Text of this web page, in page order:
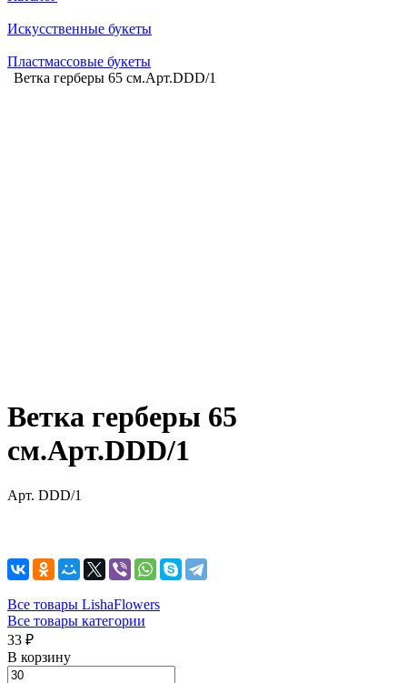
Искусственные букеты
Пластмассовые букеты
Ветка герберы 65 см.Арт.DDD/1
Ветка герберы 65
см.Арт.DDD/1
Арт. DDD/1
Все товары LishaFlowers
Все товары категории
33 ₽
В корзину